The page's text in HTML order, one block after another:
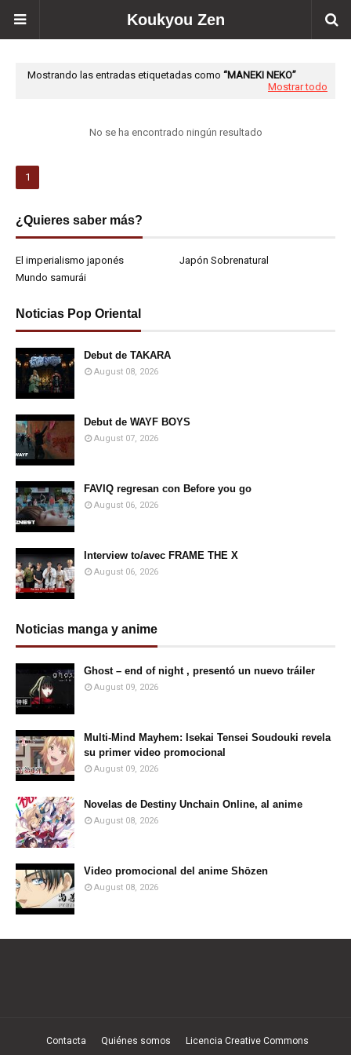
Koukyou Zen
Mostrando las entradas etiquetadas como
MANEKI NEKO
Mostrar todo
No se ha encontrado ningún resultado
1
¿Quieres saber más?
El imperialismo japonés
Japón Sobrenatural
Mundo samurái
Noticias Pop Oriental
Debut de TAKARA
August 08, 2026
Debut de WAYF BOYS
August 07, 2026
FAVIQ regresan con Before you go
August 06, 2026
Interview to/avec FRAME THE X
August 06, 2026
Noticias manga y anime
Ghost – end of night , presentó un nuevo tráiler
August 09, 2026
Multi-Mind Mayhem: Isekai Tensei Soudouki revela
su primer video promocional
August 09, 2026
Novelas de Destiny Unchain Online, al anime
August 08, 2026
Video promocional del anime Shōzen
August 08, 2026
Contacta Quiénes somos Licencia Creative Commons